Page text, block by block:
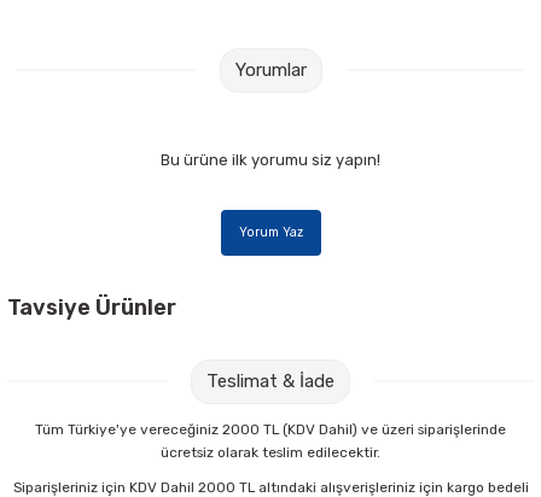
Yorumlar
Bu ürüne ilk yorumu siz yapın!
Yorum Yaz
Tavsiye Ürünler
182,00 TL
Teslimat & İade
Tüm Türkiye'ye vereceğiniz 2000 TL (KDV Dahil) ve üzeri siparişlerinde
ücretsiz olarak teslim edilecektir.
Siparişleriniz için KDV Dahil 2000 TL altındaki alışverişleriniz için kargo bedeli